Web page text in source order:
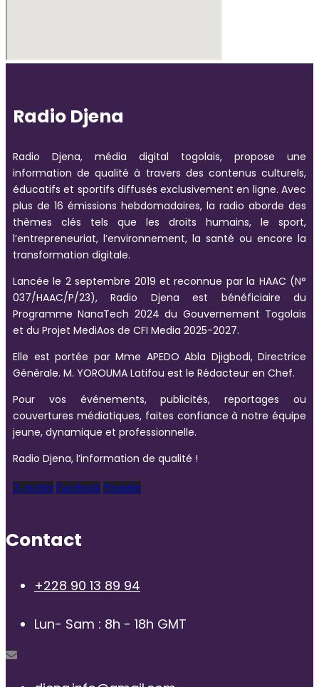
Radio Djena
Radio Djena, média digital togolais, propose une
information de qualité à travers des contenus culturels,
éducatifs et sportifs diffusés exclusivement en ligne. Avec
plus de 16 émissions hebdomadaires, la radio aborde des
thèmes clés tels que les droits humains, le sport,
l’entrepreneuriat, l’environnement, la santé ou encore la
transformation digitale.
Lancée le 2 septembre 2019 et reconnue par la HAAC (N°
037/HAAC/P/23), Radio Djena est bénéficiaire du
Programme NanaTech 2024 du Gouvernement Togolais
et du Projet MediAos de CFI Media 2025-2027.
Elle est portée par Mme APEDO Abla Djigbodi, Directrice
Générale. M. YOROUMA Latifou est le Rédacteur en Chef.
Pour vos événements, publicités, reportages ou
couvertures médiatiques, faites confiance à notre équipe
jeune, dynamique et professionnelle.
Radio Djena, l’information de qualité !
X-twitter Facebook Youtube
Contact
+228 90 13 89 94
Lun- Sam : 8h - 18h GMT